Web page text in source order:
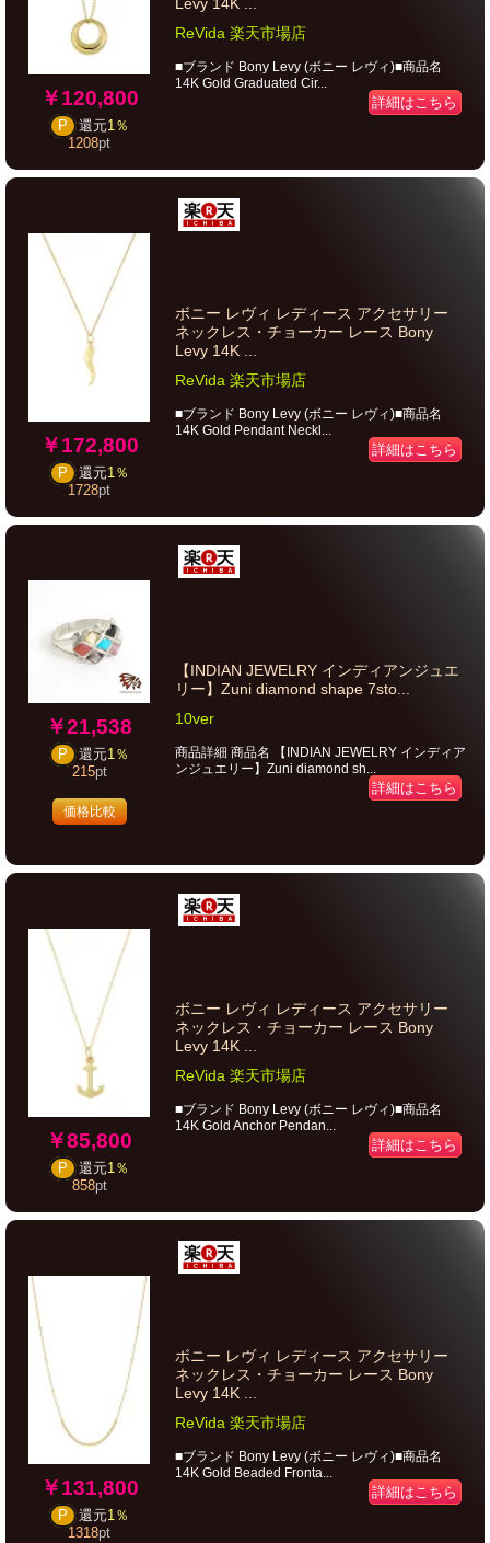
￥120,800
P 還元1％
1208pt
ReVida 楽天市場店
■ブランド Bony Levy (ボニー レヴィ)■商品名
14K Gold Graduated Cir...
詳細はこちら
￥172,800
P 還元1％
1728pt
ボニー レヴィ レディース アクセサリー
ネックレス・チョーカー レース Bony
Levy 14K ...
ReVida 楽天市場店
■ブランド Bony Levy (ボニー レヴィ)■商品名
14K Gold Pendant Neckl...
詳細はこちら
￥21,538
P 還元1％
215pt
価格比較
【INDIAN JEWELRY インディアンジュエ
リー】Zuni diamond shape 7sto...
10ver
商品詳細 商品名 【INDIAN JEWELRY インディア
ンジュエリー】Zuni diamond sh...
詳細はこちら
￥85,800
P 還元1％
858pt
ボニー レヴィ レディース アクセサリー
ネックレス・チョーカー レース Bony
Levy 14K ...
ReVida 楽天市場店
■ブランド Bony Levy (ボニー レヴィ)■商品名
14K Gold Anchor Pendan...
詳細はこちら
￥131,800
P 還元1％
1318pt
ボニー レヴィ レディース アクセサリー
ネックレス・チョーカー レース Bony
Levy 14K ...
ReVida 楽天市場店
■ブランド Bony Levy (ボニー レヴィ)■商品名
14K Gold Beaded Fronta...
詳細はこちら